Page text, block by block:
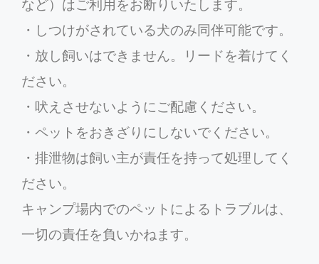
など）はご利用をお断りいたします。
・しつけがされている犬のみ同伴可能です。
・放し飼いはできません。リードを着けてく
ださい。
・吠えさせないようにご配慮ください。
・ペットをおきざりにしないでください。
・排泄物は飼い主が責任を持って処理してく
ださい。
キャンプ場内でのペットによるトラブルは、
一切の責任を負いかねます。